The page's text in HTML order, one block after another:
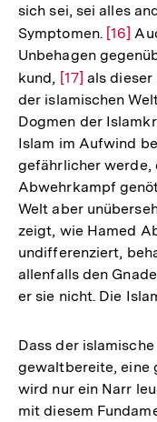
sich sei, sei alles
Symptomen. Zur
der
[16]
Unbehagen
kund, Zur
Auflösung
der
Fußnote
[17] als dieser
der islamischen
Dogmen der
Islam im Aufwind
gefährlicher werde,
Abwehrkampf
Welt aber
zeigt, wie Hamed
undifferenziert,
allenfalls den
er sie nicht. Die
Dass der
gewaltbereite, eine
wird nur ein Narr
mit diesem